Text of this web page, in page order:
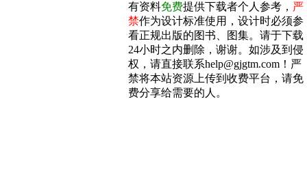
有资料免费提供下载者个人参考， 严
禁作为设计标准使用，设计时必须参
看正规出版的图书、图集。请于下载
24小时之内删除，谢谢。如涉及到侵
权，请直接联系help@gjgtm.com！严
禁将本站资源上传到收费平台，请免
费分享给需要的人。